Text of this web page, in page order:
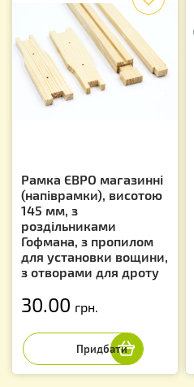
Рамка ЄВРО магазинні
(напіврамки), висотою
145 мм, з
роздільниками
Гофмана, з пропилом
для установки вощини,
з отворами для дроту
30.00 грн.